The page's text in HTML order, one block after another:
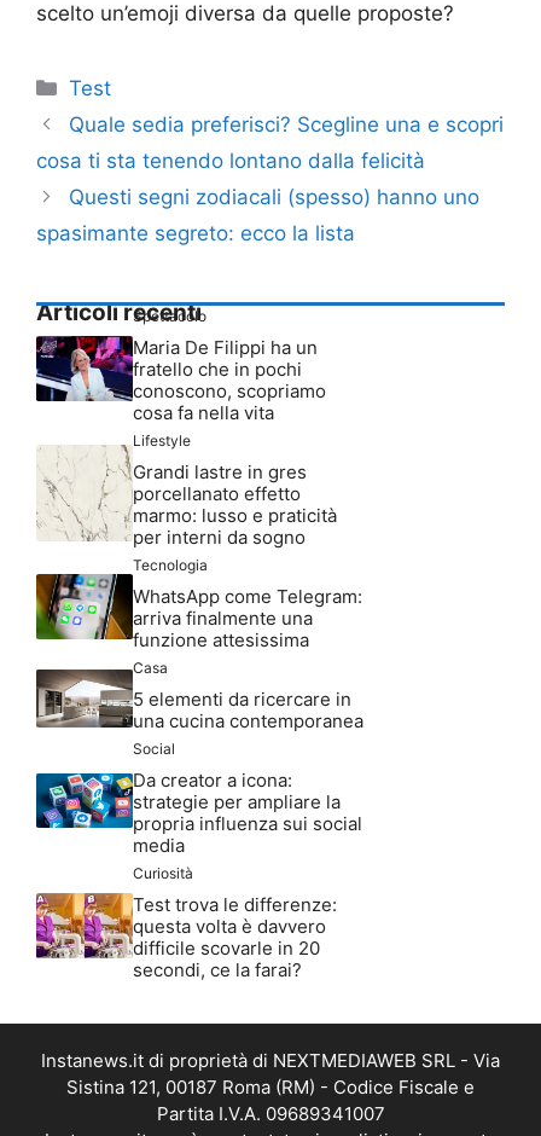
scelto un’emoji diversa da quelle proposte?
Categorie
Test
Quale sedia preferisci? Scegline una e scopri
cosa ti sta tenendo lontano dalla felicità
Questi segni zodiacali (spesso) hanno uno
spasimante segreto: ecco la lista
Articoli recenti
Spettacolo
Maria De Filippi ha un
fratello che in pochi
conoscono, scopriamo
cosa fa nella vita
Lifestyle
Grandi lastre in gres
porcellanato effetto
marmo: lusso e praticità
per interni da sogno
Tecnologia
WhatsApp come Telegram:
arriva finalmente una
funzione attesissima
Casa
5 elementi da ricercare in
una cucina contemporanea
Social
Da creator a icona:
strategie per ampliare la
propria influenza sui social
media
Curiosità
Test trova le differenze:
questa volta è davvero
difficile scovarle in 20
secondi, ce la farai?
Instanews.it di proprietà di NEXTMEDIAWEB SRL - Via
Sistina 121, 00187 Roma (RM) - Codice Fiscale e
Partita I.V.A. 09689341007